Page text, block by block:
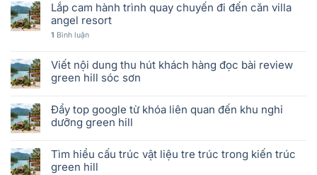
Lắp cam hành trình quay chuyến đi đến căn villa
angel resort
1 Bình luận
Viết nội dung thu hút khách hàng đọc bài review
green hill sóc sơn
Đẩy top google từ khóa liên quan đến khu nghỉ
dưỡng green hill
Tìm hiểu cấu trúc vật liệu tre trúc trong kiến trúc
green hill